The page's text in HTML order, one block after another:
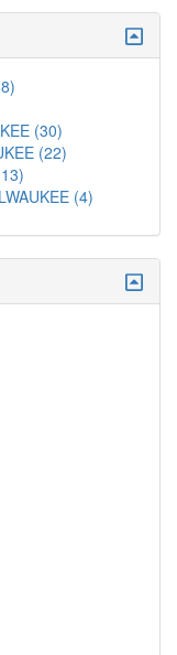
(30)
(22)
(4)